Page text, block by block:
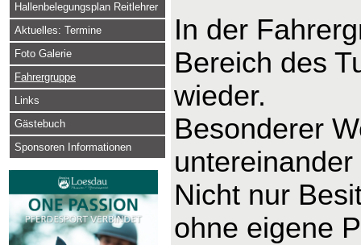
Hallenbelegungsplan Reitlehrer
Aktuelles: Termine
Foto Galerie
Fahrergruppe
Links
Gästebuch
Sponsoren Informationen
In der
Bereich des
wieder.
Besonderer
Nicht nur
ohne eigene